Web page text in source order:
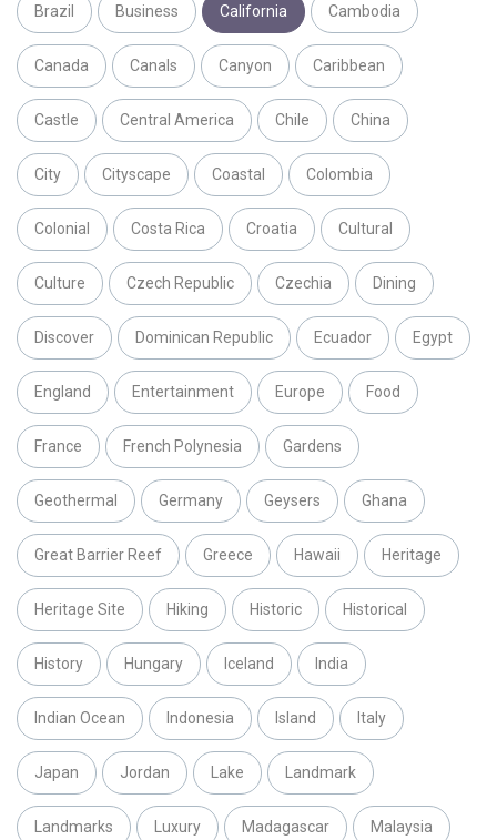
Brazil Business California Cambodia
Canada Canals Canyon Caribbean
Castle Central America Chile China
City Cityscape Coastal Colombia
Colonial Costa Rica Croatia Cultural
Culture Czech Republic Czechia Dining
Discover Dominican Republic Ecuador Egypt
England Entertainment Europe Food
France French Polynesia Gardens
Geothermal Germany Geysers Ghana
Great Barrier Reef Greece Hawaii Heritage
Heritage Site Hiking Historic Historical
History Hungary Iceland India
Indian Ocean Indonesia Island Italy
Japan Jordan Lake Landmark
Landmarks Luxury Madagascar Malaysia